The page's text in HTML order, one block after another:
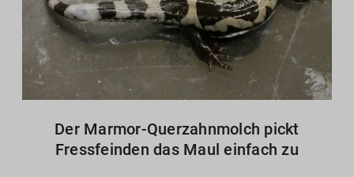
Der Marmor-Querzahnmolch pickt
Fressfeinden das Maul einfach zu